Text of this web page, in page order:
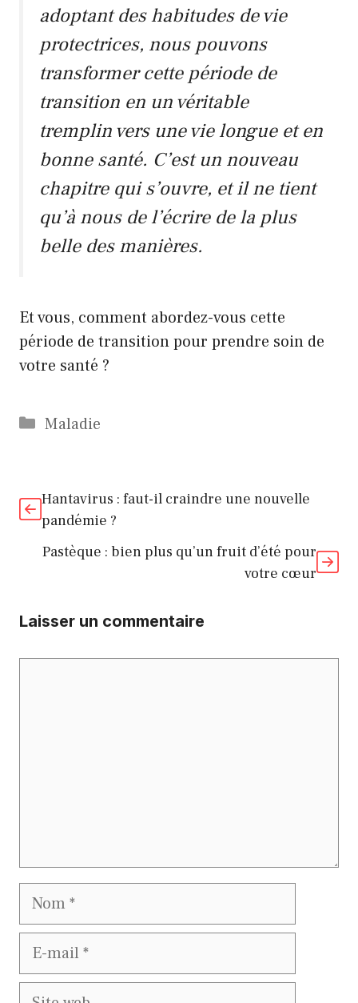
adoptant des habitudes de vie
protectrices, nous pouvons
transformer cette période de
transition en un véritable
tremplin vers une vie longue et en
bonne santé. C’est un nouveau
chapitre qui s’ouvre, et il ne tient
qu’à nous de l’écrire de la plus
belle des manières.
Et vous, comment abordez-vous cette
période de transition pour prendre soin de
votre santé ?
Catégories
Maladie
Hantavirus : faut-il craindre une nouvelle
pandémie ?
Pastèque : bien plus qu’un fruit d’été pour
votre cœur
Laisser un commentaire
Nom
E-
Site